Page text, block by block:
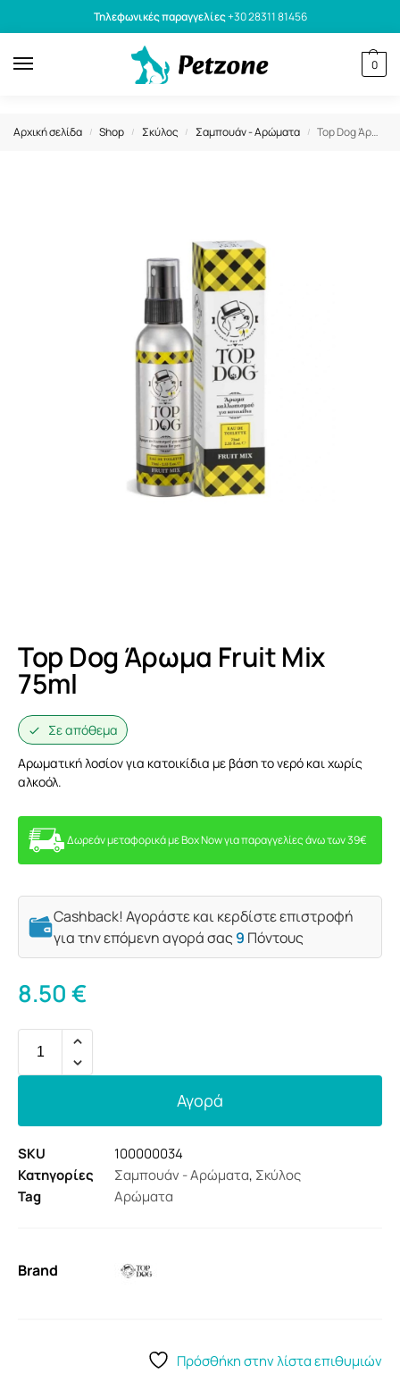
Τηλεφωνικές παραγγελίες+30 28311 81456
0
Αρχική σελίδα / Shop / Σκύλος / Σαμπουάν - Αρώματα / Top Dog Άρωμα Fruit Mix 75ml
Top Dog Άρωμα Fruit Mix
75ml
Σε απόθεμα
Αρωματική λοσίον για κατοικίδια με βάση το νερό και χωρίς
αλκοόλ.
Δωρεάν μεταφορικά με Box Now για παραγγελίες άνω των 39€
Cashback! Αγοράστε και κερδίστε επιστροφή
για την επόμενη αγορά σας9 Πόντους
8.50€
Αγορά
SKU
100000034
Κατηγορίες
Σαμπουάν - Αρώματα, Σκύλος
Tag
Αρώματα
Brand
Πρόσθήκη στην λίστα επιθυμιών